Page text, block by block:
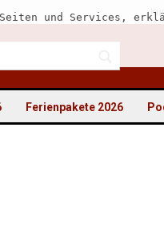
und Services,
Ferienpakete 2026